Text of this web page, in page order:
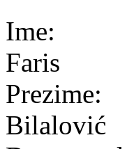
Ime:
Faris
Prezime:
Bilalović